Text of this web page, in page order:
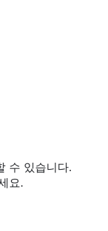
수 있습니다.
요.